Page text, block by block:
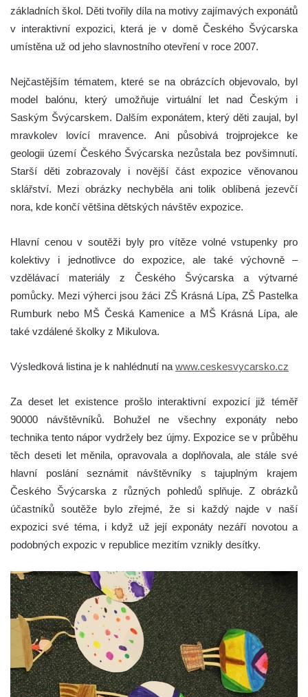
základních škol. Děti tvořily díla na motivy zajímavých exponátů
v interaktivní expozici, která je v domě Českého Švýcarska
umístěna už od jeho slavnostního otevření v roce 2007.
Nejčastějším tématem, které se na obrázcích objevovalo, byl
model balónu, který umožňuje virtuální let nad Českým i
Saským Švýcarskem. Dalším exponátem, který děti zaujal, byl
mravkolev lovící mravence. Ani působivá trojprojekce ke
geologii území Českého Švýcarska nezůstala bez povšimnutí.
Starší děti zobrazovaly i novější část expozice věnovanou
sklářství. Mezi obrázky nechyběla ani tolik oblíbená jezevčí
nora, kde končí většina dětských návštěv expozice.
Hlavní cenou v soutěži byly pro vítěze volné vstupenky pro
kolektivy i jednotlivce do expozice, ale také výchovně –
vzdělávací materiály z Českého Švýcarska a výtvarné
pomůcky. Mezi výherci jsou žáci ZŠ Krásná Lípa, ZŠ Pastelka
Rumburk nebo MŠ Česká Kamenice a MŠ Krásná Lípa, ale
také vzdálené školky z Mikulova.
Výsledková listina je k nahlédnutí na www.ceskesvycarsko.cz
Za deset let existence prošlo interaktivní expozicí již téměř
90000 návštěvníků. Bohužel ne všechny exponáty nebo
technika tento nápor vydržely bez újmy. Expozice se v průběhu
těch deseti let měnila, opravovala a doplňovala, ale stále své
hlavní poslání seznámit návštěvníky s tajuplným krajem
Českého Švýcarska z různých pohledů splňuje. Z obrázků
účastníků soutěže bylo zřejmé, že si každý najde v naší
expozici své téma, i když už její exponáty nezáří novotou a
podobných expozic v republice mezitím vznikly desítky.